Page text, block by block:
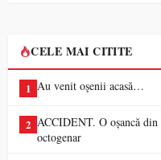
CELE MAI CITITE
1 Au venit oșenii acasă…
2 ACCIDENT. O oșancă
octogenar